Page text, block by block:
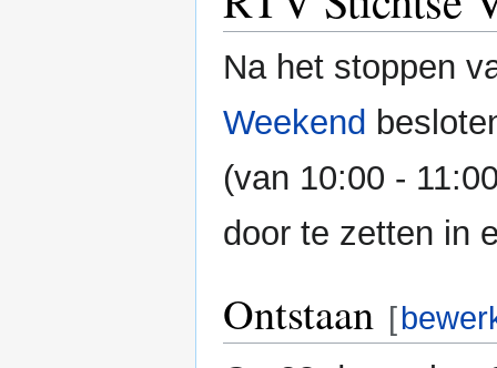
Na het stoppen
Weekend
(van 10:00 -
door te zetten in
Ontstaan [